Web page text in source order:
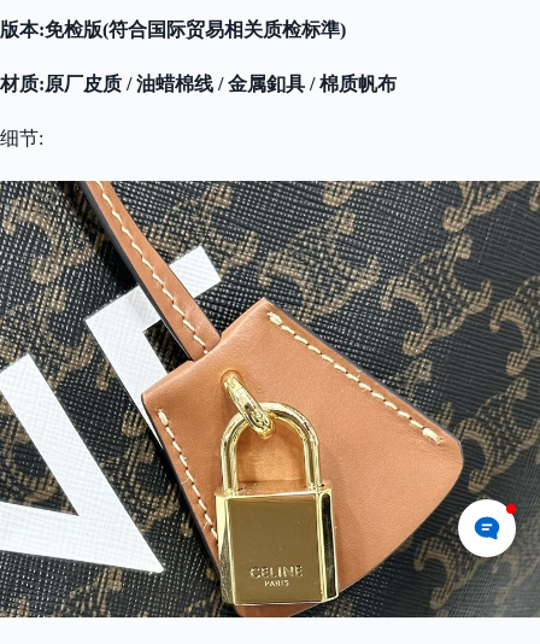
版本:免检版(符合国际贸易相关质检标準)
材质:原厂皮质 / 油蜡棉线 / 金属釦具 / 棉质帆布
细节: